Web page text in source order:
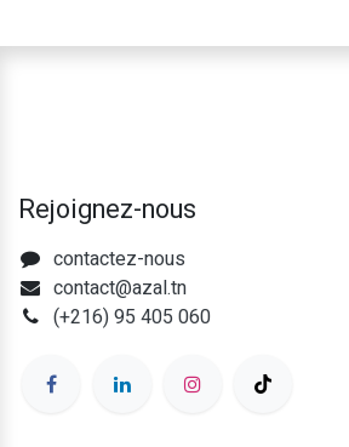
Rejoignez-nous
contactez-nous
contact@azal.tn
(+216) 95 405 060